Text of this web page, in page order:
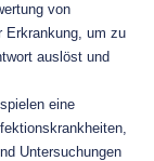
von
Erkrankung, um zu
auslöst und
eine
Untersuchungen